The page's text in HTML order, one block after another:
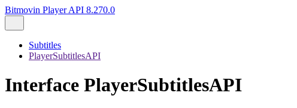
Bitmovin Player API 8.270.0
Subtitles
PlayerSubtitlesAPI
Interface PlayerSubtitlesAPI